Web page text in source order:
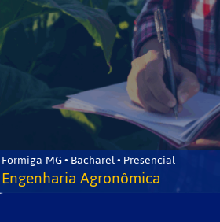
Formiga-MG • Bacharel • Presencial
Engenharia Agronômica